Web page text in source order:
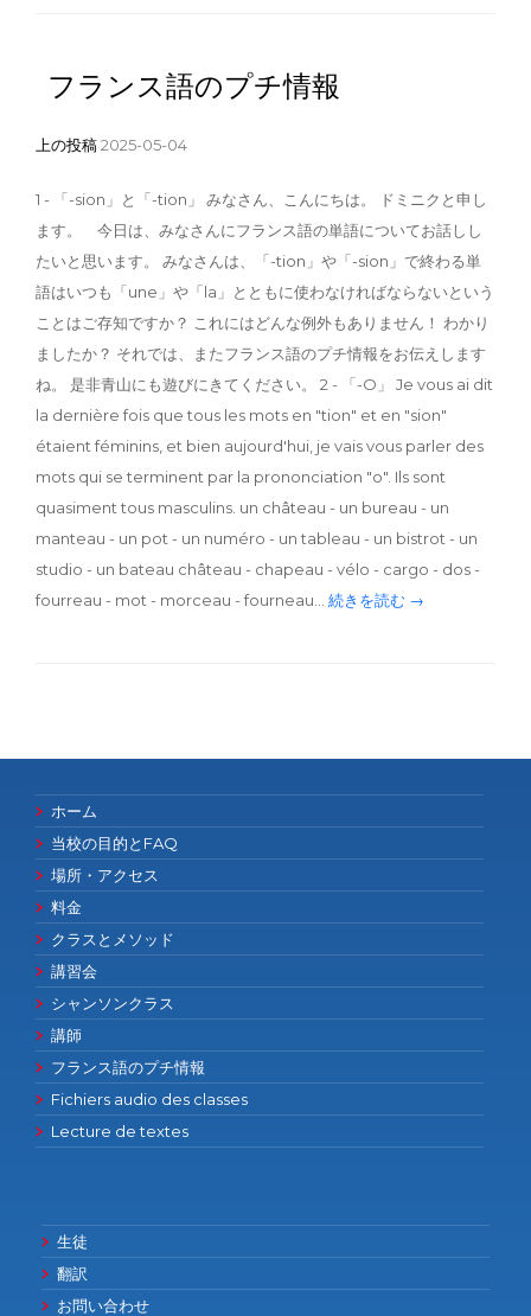
フランス語のプチ情報
上の投稿2025-05-04
1 - 「-sion」と「-tion」 みなさん、こんにちは。 ドミニクと申し
ます。 今日は、みなさんにフランス語の単語についてお話しし
たいと思います。 みなさんは、「-tion」や「-sion」で終わる単
語はいつも「une」や「la」とともに使わなければならないという
ことはご存知ですか？ これにはどんな例外もありません！ わかり
ましたか？ それでは、またフランス語のプチ情報をお伝えします
ね。 是非青山にも遊びにきてください。 2 - 「-O」 Je vous ai dit
la dernière fois que tous les mots en "tion" et en "sion"
étaient féminins, et bien aujourd'hui, je vais vous parler des
mots qui se terminent par la prononciation "o". Ils sont
quasiment tous masculins. un château - un bureau - un
manteau - un pot - un numéro - un tableau - un bistrot - un
studio - un bateau château - chapeau - vélo - cargo - dos -
fourreau - mot - morceau - fourneau…
続きを読む →
ホーム
当校の目的とFAQ
場所・アクセス
料金
クラスとメソッド
講習会
シャンソンクラス
講師
フランス語のプチ情報
Fichiers audio des classes
Lecture de textes
生徒
翻訳
お問い合わせ